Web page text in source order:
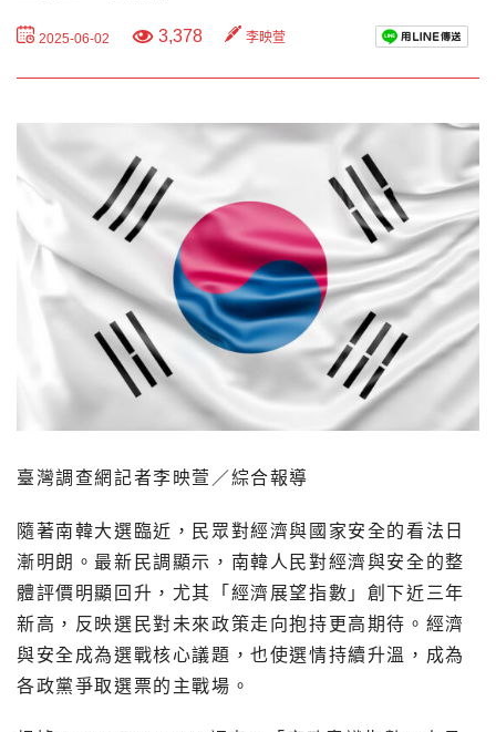
2025-06-02 3,378 李映萱
臺灣調查網記者李映萱／綜合報導
隨著南韓大選臨近，民眾對經濟與國家安全的看法日
漸明朗。最新民調顯示，南韓人民對經濟與安全的整
體評價明顯回升，尤其「經濟展望指數」創下近三年
新高，反映選民對未來政策走向抱持更高期待。經濟
與安全成為選戰核心議題，也使選情持續升溫，成為
各政黨爭取選票的主戰場。